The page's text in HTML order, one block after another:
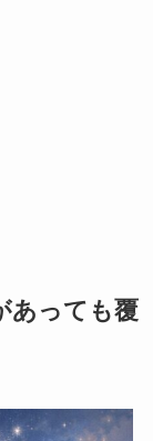
あっても覆